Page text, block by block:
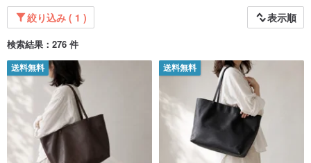
絞り込み ( 1 ) 表示順
検索結果：276 件
送料無料 送料無料